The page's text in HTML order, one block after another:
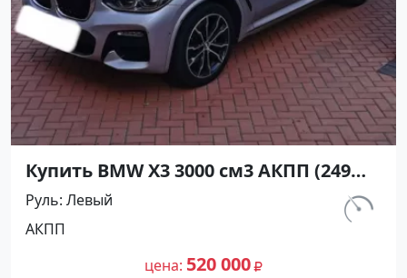
Купить BMW X3 3000 см3 АКПП (249
л.с.) Дизель турбонаддув в Тамань :
цвет Серебряный Внедорожник 2018
года по цене 520000 рублей,
объявление №22858 на сайте
км.
Руль Левый
АКПП
цена 520 000